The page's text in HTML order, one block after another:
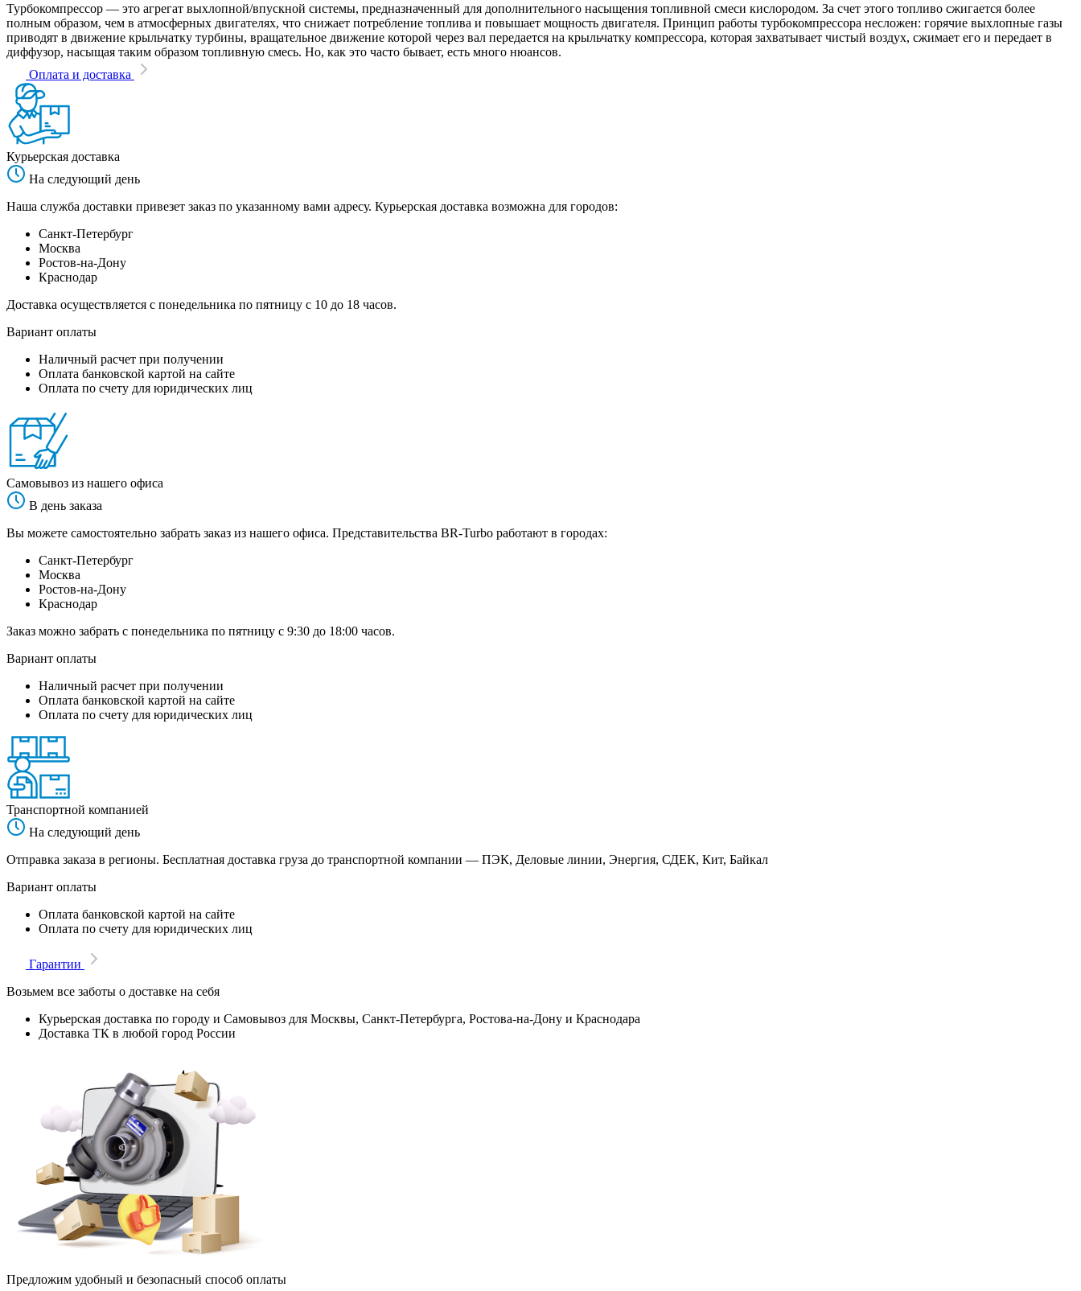
Турбокомпрессор — это агрегат выхлопной/впускной системы, предназначенный для дополнительного насыщения топливной смеси кислородом. За счет этого топливо сжигается более
полным образом, чем в атмосферных двигателях, что снижает потребление топлива и повышает мощность двигателя. Принцип работы турбокомпрессора несложен: горячие выхлопные газы
приводят в движение крыльчатку турбины, вращательное движение которой через вал передается на крыльчатку компрессора, которая захватывает чистый воздух, сжимает его и передает в
диффузор, насыщая таким образом топливную смесь. Но, как это часто бывает, есть много нюансов.
Оплата и доставка
Курьерская доставка
На следующий день
Наша служба доставки привезет заказ по указанному вами адресу. Курьерская доставка возможна для городов:
Санкт-Петербург
Москва
Ростов-на-Дону
Краснодар
Доставка осуществляется с понедельника по пятницу с 10 до 18 часов.
Вариант оплаты
Наличный расчет при получении
Оплата банковской картой на сайте
Оплата по счету для юридических лиц
Самовывоз из нашего офиса
В день заказа
Вы можете самостоятельно забрать заказ из нашего офиса. Представительства BR-Turbo работают в городах:
Санкт-Петербург
Москва
Ростов-на-Дону
Краснодар
Заказ можно забрать с понедельника по пятницу с 9:30 до 18:00 часов.
Вариант оплаты
Наличный расчет при получении
Оплата банковской картой на сайте
Оплата по счету для юридических лиц
Транспортной компанией
На следующий день
Отправка заказа в регионы. Бесплатная доставка груза до транспортной компании — ПЭК, Деловые линии, Энергия, СДЕК, Кит, Байкал
Вариант оплаты
Оплата банковской картой на сайте
Оплата по счету для юридических лиц
Гарантии
Возьмем все заботы о доставке на себя
Курьерская доставка по городу и Самовывоз для Москвы, Санкт-Петербурга, Ростова-на-Дону и Краснодара
Доставка ТК в любой город России
Предложим удобный и безопасный способ оплаты